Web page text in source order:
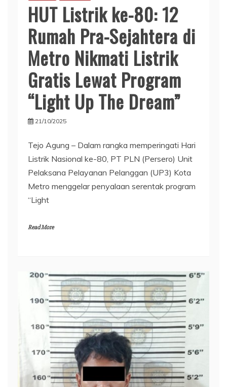
HUT Listrik ke-80: 12
Rumah Pra-Sejahtera di
Metro Nikmati Listrik
Gratis Lewat Program
“Light Up The Dream”
21/10/2025
Tejo Agung – Dalam rangka memperingati Hari
Listrik Nasional ke-80, PT PLN (Persero) Unit
Pelaksana Pelayanan Pelanggan (UP3) Kota
Metro menggelar penyalaan serentak program
“Light
Read More